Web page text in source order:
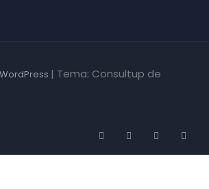
| Tema: Consultup de